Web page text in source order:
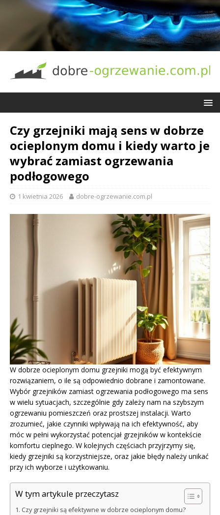
Czy grzejniki mają sens w dobrze
ocieplonym domu i kiedy warto je
wybrać zamiast ogrzewania
podłogowego
1 kwietnia 2026 dobre-ogrzewanie.com.pl
W dobrze ocieplonym domu grzejniki mogą być efektywnym
rozwiązaniem, o ile są odpowiednio dobrane i zamontowane.
Wybór grzejników zamiast ogrzewania podłogowego ma sens
w wielu sytuacjach, szczególnie gdy zależy nam na szybszym
ogrzewaniu pomieszczeń oraz prostszej instalacji. Warto
zrozumieć, jakie czynniki wpływają na ich efektywność, aby
móc w pełni wykorzystać potencjał grzejników w kontekście
komfortu cieplnego. W kolejnych częściach przyjrzymy się,
kiedy grzejniki są korzystniejsze, oraz jakie błędy należy unikać
przy ich wyborze i użytkowaniu.
W tym artykule przeczytasz
Czy grzejniki są efektywne w dobrze ocieplonym domu?